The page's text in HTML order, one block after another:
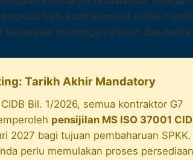
hati, kami komited untuk
keperluan ini dengan efisien dan
Tarikh Akhir Mandatory
Bil. 1/2026, semua kontraktor G7
pensijilan MS ISO 37001
2027 bagi tujuan pembaharuan SPKK.
perlu memulakan proses persediaan